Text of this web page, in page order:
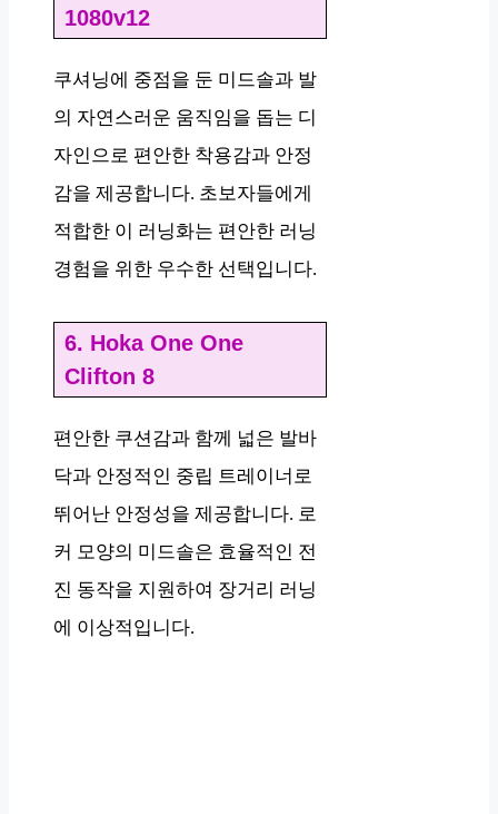
1080v12
쿠셔닝에 중점을 둔 미드솔과 발
의 자연스러운 움직임을 돕는 디
자인으로 편안한 착용감과 안정
감을 제공합니다. 초보자들에게
적합한 이 러닝화는 편안한 러닝
경험을 위한 우수한 선택입니다.
6. Hoka One One
Clifton 8
편안한 쿠션감과 함께 넓은 발바
닥과 안정적인 중립 트레이너로
뛰어난 안정성을 제공합니다. 로
커 모양의 미드솔은 효율적인 전
진 동작을 지원하여 장거리 러닝
에 이상적입니다.